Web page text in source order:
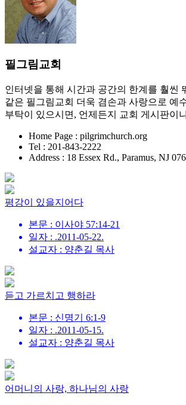
필그림교회
인터넷을 통해 시간과 공간의 한계를 훨씬
같은 필그림교회 더욱 겸손과 사랑으로 예
부탁이 있으시면, 언제든지 교회 게시판이
Home Page : pilgrimchurch.org
Tel : 201-843-2222
Address : 18 Essex Rd., Paramus, NJ
평강이 있을지어다
본문 : 이사야 57:14-21
일자 : .2011-05-22.
설교자 : 양춘길 목사
듣고 가르치고 행하라
본문 : 신명기 6:1-9
일자 : .2011-05-15.
설교자 : 양춘길 목사
어머니의 사랑, 하나님의 사랑